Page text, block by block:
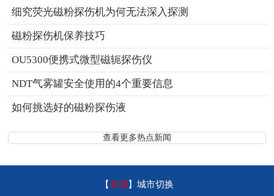
细究荧光磁粉探伤机为何无法深入探测
磁粉探伤机保养技巧
OU5300便携式微型磁轭探伤仪
NDT气雾罐安全使用的4个重要信息
如何挑选好的磁粉探伤液
查看更多热点新闻
【全国 】 城市切换